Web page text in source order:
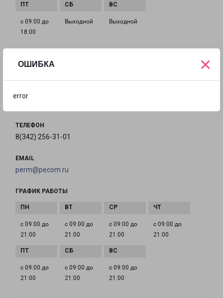
ОШИБКА
error
×
с 09:00 до
18:00
Выходной Выходной
город Пермь, улица Косякова, 14
ТЕЛЕФОН
8(342) 256-31-01
EMAIL
perm@pecom.ru
ГРАФИК РАБОТЫ
с 09:00 до
21:00
с 09:00 до
21:00
с 09:00 до
21:00
с 09:00 до
21:00
с 09:00 до
21:00
с 09:00 до
21:00
с 09:00 до
21:00